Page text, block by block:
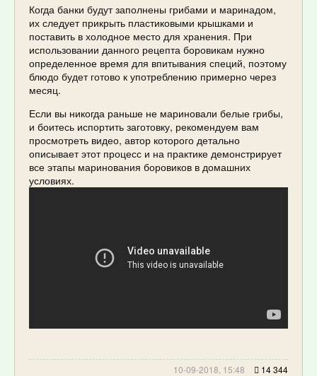
Когда банки будут заполнены грибами и маринадом,
их следует прикрыть пластиковыми крышками и
поставить в холодное место для хранения. При
использовании данного рецепта боровикам нужно
определенное время для впитывания специй, поэтому
блюдо будет готово к употреблению примерно через
месяц.
Если вы никогда раньше не мариновали белые грибы,
и боитесь испортить заготовку, рекомендуем вам
просмотреть видео, автор которого детально
описывает этот процесс и на практике демонстрирует
все этапы маринования боровиков в домашних
условиях.
10-09-2018, 15:48 14 344